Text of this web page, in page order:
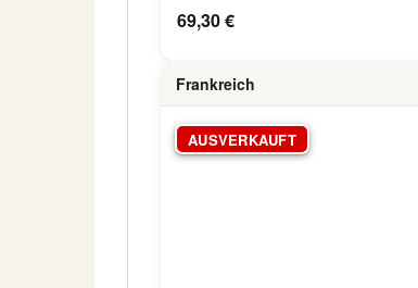
69,30 €
Frankreich
AUSVERKAUFT